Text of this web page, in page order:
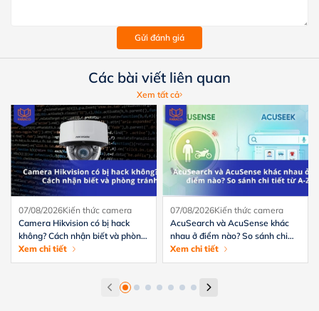
Gửi đánh giá
Các bài viết liên quan
Xem tất cả
07/08/2026Kiến thức camera
Camera Hikvision có bị hack
không? Cách nhận biết và phòng
tránh hiệu quả
Xem chi tiết
07/08/2026Kiến thức camera
AcuSearch và AcuSense khác
nhau ở điểm nào? So sánh chi
tiết từ A-Z
Xem chi tiết